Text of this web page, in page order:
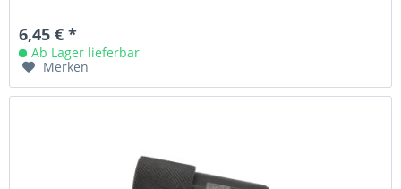
6,45 € *
Ab Lager lieferbar
Merken